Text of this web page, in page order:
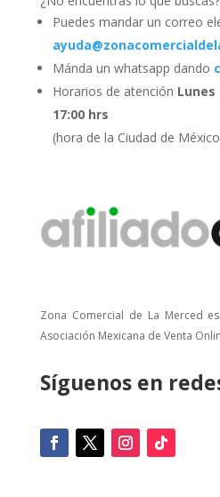
Puedes mandar un correo
Mánda un whatsapp dando
Horarios de atención Lunes
17:00 hrs
(hora de la Ciudad de
Zona Comercial de La Merced
Asociación Mexicana de Venta
Síguenos en